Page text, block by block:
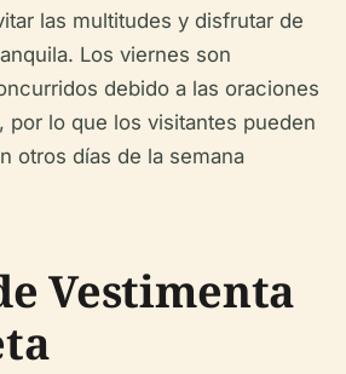
las multitudes y disfrutar de
Los viernes son
debido a las oraciones
por lo que los visitantes pueden
otros días de la semana
Vestimenta